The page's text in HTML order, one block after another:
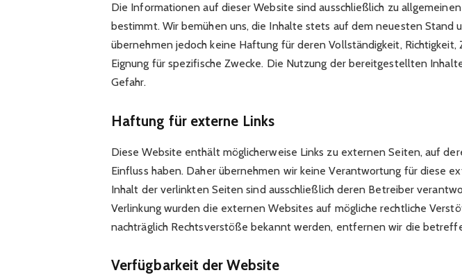
Die Informationen auf dieser Website sind ausschließlich zu
bestimmt. Wir bemühen uns, die Inhalte stets auf dem neuesten Stand
übernehmen jedoch keine Haftung für deren Vollständigkeit, Richtigkeit,
Eignung für spezifische Zwecke. Die Nutzung der bereitgestellten
Gefahr.
Haftung für externe Links
Diese Website enthält möglicherweise Links zu externen Seiten, auf
Einfluss haben. Daher übernehmen wir keine Verantwortung für diese
Inhalt der verlinkten Seiten sind ausschließlich deren Betreiber
Verlinkung wurden die externen Websites auf mögliche rechtliche
nachträglich Rechtsverstöße bekannt werden, entfernen wir die
Verfügbarkeit der Website